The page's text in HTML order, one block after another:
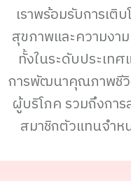
เราพร้อมรับการเติ
สุขภาพและความงา
ทั้งในระดับประเท
การพัฒนาคุณภาพชีวิ
ผู้บริโภค รวมถึงการ
สมาชิกตัวแทนจำห